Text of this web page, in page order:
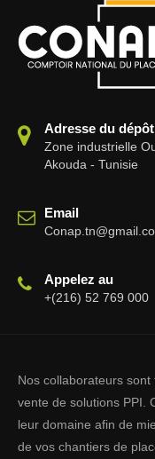
Adresse du dépôt
Zone industrielle
Akouda - Tunisie
Email
Appelez au
+(216) 52 769 000
Nos collaborateurs
vente de solutions PPI.
leur domaine afin de
de vos chantiers de